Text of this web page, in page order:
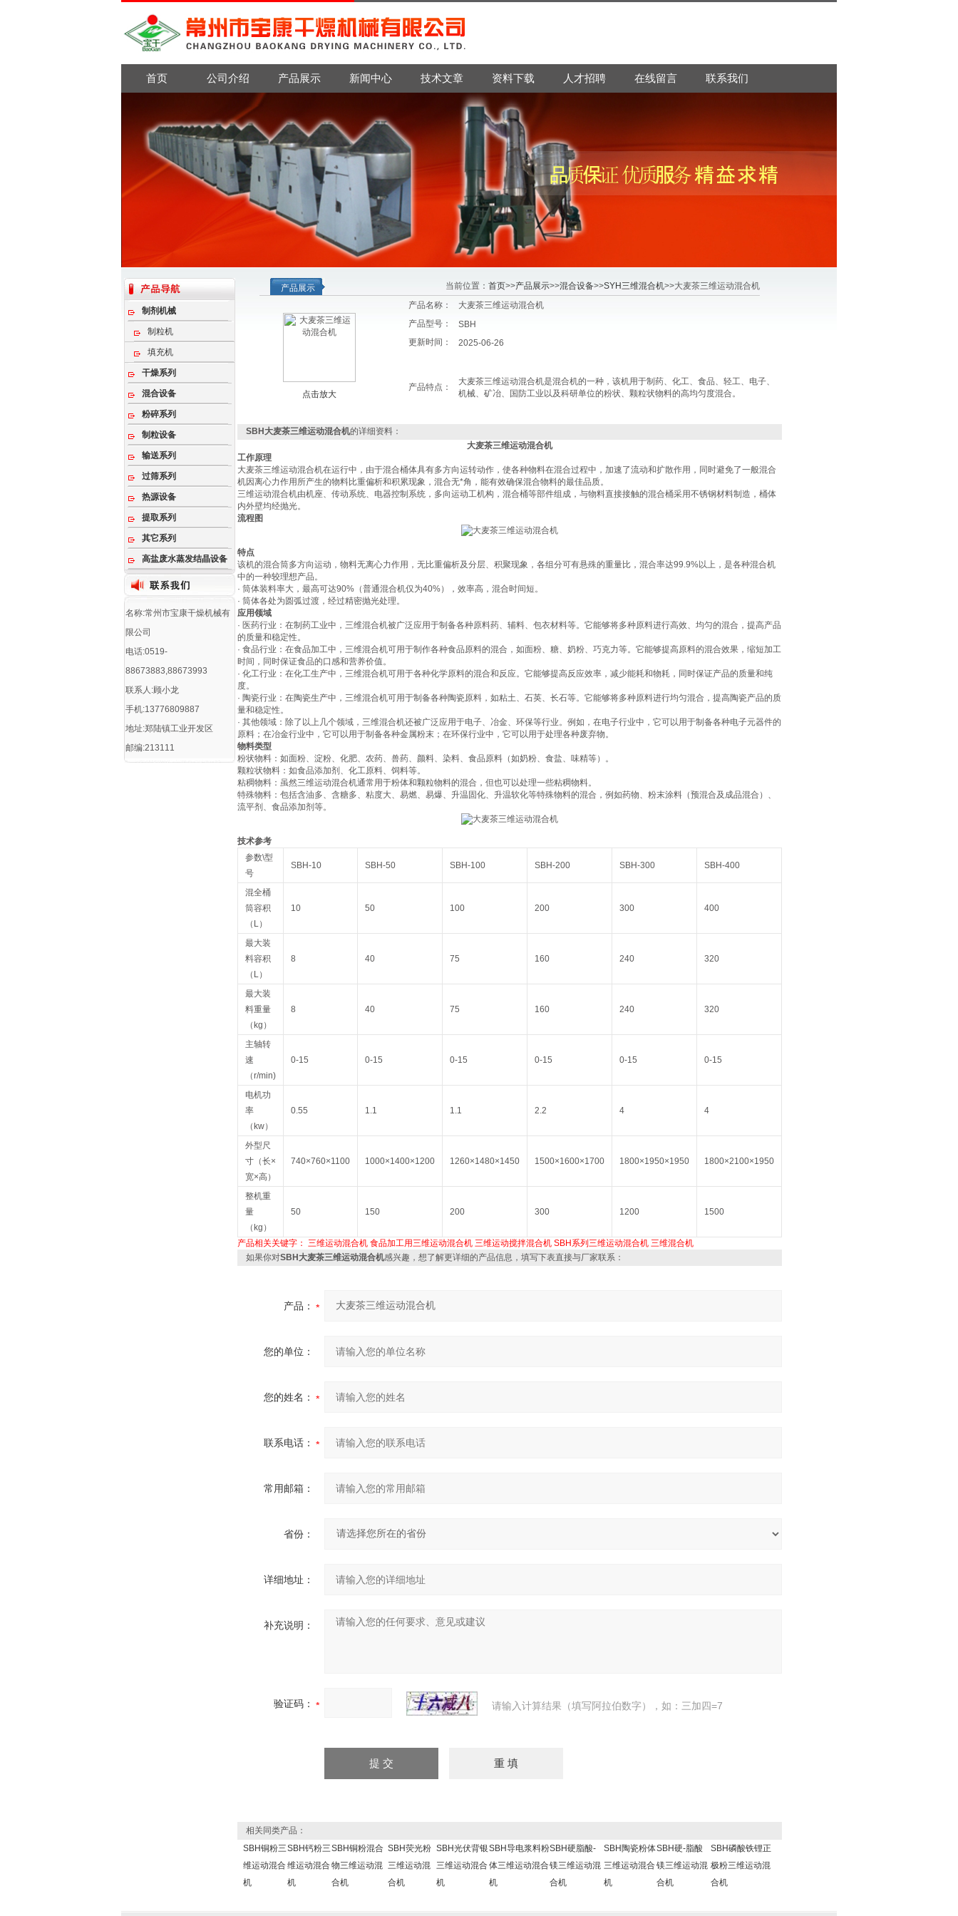
首页 公司介绍 产品展示 新闻中心 技术文章 资料下载 人才招聘 在线留言 联系我们
制剂机械
制粒机
填充机
干燥系列
混合设备
粉碎系列
制粒设备
输送系列
过筛系列
热源设备
提取系列
其它系列
高盐废水蒸发结晶设备
名称:常州市宝康干燥机械有
限公司
电话:0519-
88673883,88673993
联系人:顾小龙
手机:13776809887
地址:郑陆镇工业开发区
邮编:213111
产品展示 当前位置： 首页>>产品展示>>混合设备>>SYH三维混合机>>大麦茶三维运动混合机
点击放大
产品名称：
大麦茶三维运动混合机
产品型号：
SBH
更新时间：
2025-06-26
产品特点：
大麦茶三维运动混合机是混合机的一种，该机用于制药、化工、食品、轻工、电子、
机械、矿冶、国防工业以及科研单位的粉状、颗粒状物料的高均匀度混合。
SBH大麦茶三维运动混合机的详细资料：
大麦茶三维运动混合机
工作原理
大麦茶三维运动混合机在运行中，由于混合桶体具有多方向运转动作，使各种物料在混合过程中，加速了流动和扩散作用，同时避免了一般混合
机因离心力作用所产生的物料比重偏析和积累现象，混合无*角 ，能有效确保混合物料的最佳品质。
三维运动混合机由机座、传动系统、电器控制系统，多向运动工机构，混合桶等部件组成，与物料直接接触的混合桶采用不锈钢材料制造，桶体
内外壁均经抛光。
流程图
特点
该机的混合筒多方向运动，物料无离心力作用，无比重偏析及分层、积聚现象，各组分可有悬殊的重量比，混合率达99.9%以上，是各种混合机
中的一种较理想产品。
· 筒体装料率大，最高可达90%（普通混合机仅为40%），效率高，混合时间短。
· 筒体各处为圆弧过渡，经过精密抛光处理。
应用领域
· 医药行业：在制药工业中，三维混合机被广泛应用于制备各种原料药、辅料、包衣材料等。它能够将多种原料进行高效、均匀的混合，提高产品
的质量和稳定性。
· 食品行业：在食品加工中，三维混合机可用于制作各种食品原料的混合，如面粉、糖、奶粉、巧克力等。它能够提高原料的混合效果，缩短加工
时间，同时保证食品的口感和营养价值。
· 化工行业：在化工生产中，三维混合机可用于各种化学原料的混合和反应。它能够提高反应效率，减少能耗和物耗，同时保证产品的质量和纯
度。
· 陶瓷行业：在陶瓷生产中，三维混合机可用于制备各种陶瓷原料，如粘土、石英、长石等。它能够将多种原料进行均匀混合，提高陶瓷产品的质
量和稳定性。
· 其他领域：除了以上几个领域，三维混合机还被广泛应用于电子、冶金、环保等行业。例如，在电子行业中，它可以用于制备各种电子元器件的
原料；在冶金行业中，它可以用于制备各种金属粉末；在环保行业中，它可以用于处理各种废弃物。
物料类型
‌粉状物料‌：如面粉、淀粉、化肥、农药、兽药、颜料、染料、食品原料（如奶粉、食盐、味精等）‌。
‌颗粒状物料‌：如食品添加剂、化工原料、饲料等‌。
‌粘稠物料‌：虽然三维运动混合机通常用于粉体和颗粒物料的混合，但也可以处理一些粘稠物料‌。
‌特殊物料‌：包括含油多、含糖多、粘度大、易燃、易爆、升温固化、升温软化等特殊物料的混合，例如药物、粉末涂料（预混合及成品混合）、
流平剂、食品添加剂等‌。
技术参考
参数\型
号
SBH-10 SBH-50 SBH-100 SBH-200 SBH-300 SBH-400
混全桶
筒容积
（L）
10 50 100 200 300 400
最大装
料容积
（L）
8 40 75 160 240 320
最大装
料重量
（kg）
8 40 75 160 240 320
主轴转
速
（r/min)
0-15 0-15 0-15 0-15 0-15 0-15
电机功
率
（kw）
0.55 1.1 1.1 2.2 4 4
外型尺
寸（长×
宽×高）
740×760×1100 1000×1400×1200 1260×1480×1450 1500×1600×1700 1800×1950×1950 1800×2100×1950
整机重
量
（kg）
50 150 200 300 1200 1500
产品相关关键字： 三维运动混合机 食品加工用三维运动混合机 三维运动搅拌混合机 SBH系列三维运动混合机 三维混合机
如果你对SBH大麦茶三维运动混合机感兴趣，想了解更详细的产品信息，填写下表直接与厂家联系：
产品：
您的单位：
您的姓名：
联系电话：
常用邮箱：
省份：
详细地址：
补充说明：
验证码： 请输入计算结果（填写阿拉伯数字），如：三加四=7
相关同类产品：
SBH铜粉三
维运动混合
机
SBH钙粉三
维运动混合
机
SBH铜粉混合
物三维运动混
合机
SBH荧光粉
三维运动混
合机
SBH光伏背银
三维运动混合
机
SBH导电浆料粉
体三维运动混合
机
SBH硬脂酸-
镁三维运动混
合机
SBH陶瓷粉体
三维运动混合
机
SBH硬-脂酸
镁三维运动混
合机
SBH磷酸铁锂正
极粉三维运动混
合机